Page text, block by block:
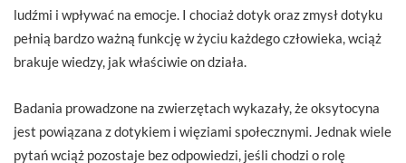
ludźmi i wpływać na emocje. I chociaż dotyk oraz zmysł dotyku
pełnią bardzo ważną funkcję w życiu każdego człowieka, wciąż
brakuje wiedzy, jak właściwie on działa.
Badania prowadzone na zwierzętach wykazały, że oksytocyna
jest powiązana z dotykiem i więziami społecznymi. Jednak wiele
pytań wciąż pozostaje bez odpowiedzi, jeśli chodzi o rolę